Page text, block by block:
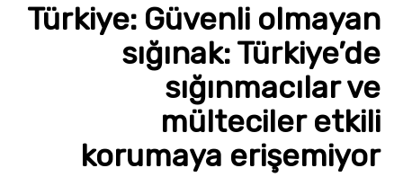
Türkiye: Güvenli olmayan
sığınak: Türkiye’de
sığınmacılar ve
mülteciler etkili
korumaya erişemiyor